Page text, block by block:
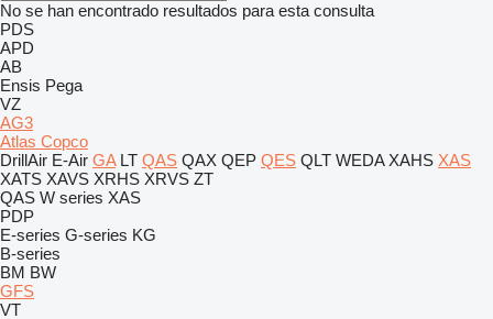
No se han encontrado resultados para esta consulta
PDS
APD
AB
Ensis Pega
VZ
AG3
Atlas Copco
DrillAir E-Air GA LT QAS QAX QEP QES QLT WEDA XAHS XAS
XATS XAVS XRHS XRVS ZT
QAS W series XAS
PDP
E-series G-series KG
B-series
BM BW
GFS
VT